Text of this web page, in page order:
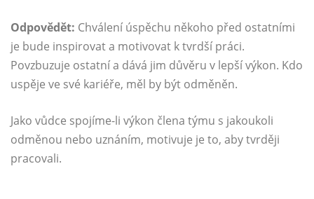
Odpovědět: Chválení úspěchu někoho před ostatními
je bude inspirovat a motivovat k tvrdší práci.
Povzbuzuje ostatní a dává jim důvěru v lepší výkon. Kdo
uspěje ve své kariéře, měl by být odměněn.
Jako vůdce spojíme-li výkon člena týmu s jakoukoli
odměnou nebo uznáním, motivuje je to, aby tvrději
pracovali.